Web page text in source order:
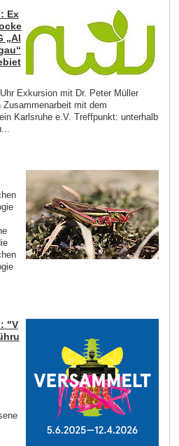
Ex
„Al
Exkursion mit Dr. Peter Müller
mit dem
Karlsruhe e.V. Treffpunkt: unterhalb
"V